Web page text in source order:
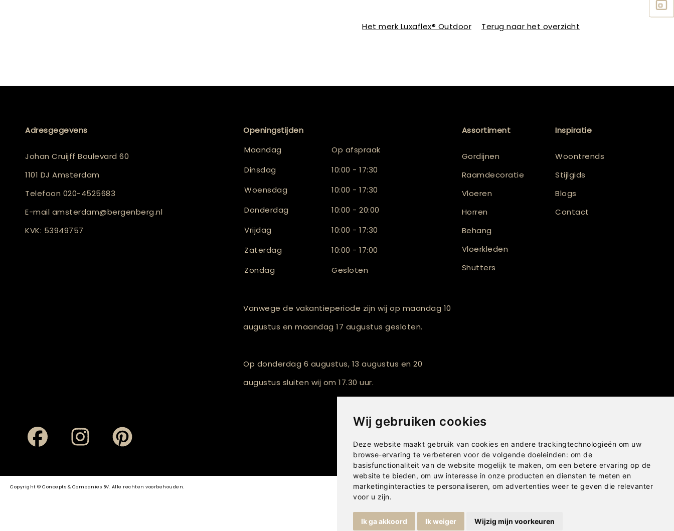
Wij gebruiken cookies
Deze website maakt gebruik van cookies en andere trackingtechnologieën om uw
browse-ervaring te verbeteren voor de volgende doeleinden: om de
basisfunctionaliteit van de website mogelijk te maken, om een betere ervaring op de
website te bieden, om uw interesse in onze producten en diensten te meten en
marketinginteracties te personaliseren, om advertenties weer te geven die relevanter
voor u zijn.
Ik ga akkoord Ik weiger Wijzig mijn voorkeuren
Het merk Luxaflex® Outdoor Terug naar het overzicht
Adresgegevens
Johan Cruijff Boulevard 60
1101 DJ Amsterdam
Telefoon 020-4525683
E-mail amsterdam@bergenberg.nl
KVK: 53949757
Openingstijden
Maandag
Op afspraak
Dinsdag
10:00 - 17:30
Woensdag
10:00 - 17:30
Donderdag
10:00 - 20:00
Vrijdag
10:00 - 17:30
Zaterdag
10:00 - 17:00
Zondag
Gesloten
Vanwege de vakantieperiode zijn wij op maandag 10
augustus en maandag 17 augustus gesloten.
Op donderdag 6 augustus, 13 augustus en 20
augustus sluiten wij om 17.30 uur.
Assortiment
Gordijnen
Raamdecoratie
Vloeren
Horren
Behang
Vloerkleden
Shutters
Inspiratie
Woontrends
Stijlgids
Blogs
Contact
Copyright © Concepts & Companies BV. Alle rechten voorbehouden. Privacybeleid |Disclaimer|Cookies